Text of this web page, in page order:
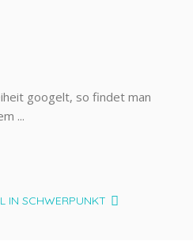
googelt, so findet man
...
IN SCHWERPUNKT